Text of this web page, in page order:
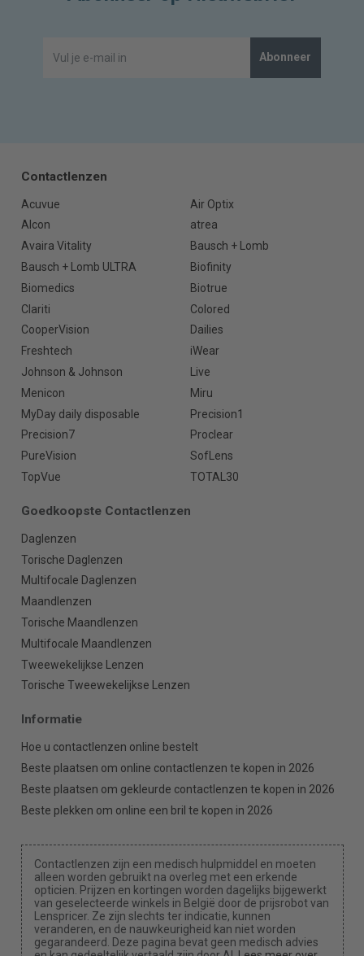
Abonneer
Contactlenzen
Acuvue
Air Optix
Alcon
atrea
Avaira Vitality
Bausch + Lomb
Bausch + Lomb ULTRA
Biofinity
Biomedics
Biotrue
Clariti
Colored
CooperVision
Dailies
Freshtech
iWear
Johnson & Johnson
Live
Menicon
Miru
MyDay daily disposable
Precision1
Precision7
Proclear
PureVision
SofLens
TopVue
TOTAL30
Goedkoopste Contactlenzen
Daglenzen
Torische Daglenzen
Multifocale Daglenzen
Maandlenzen
Torische Maandlenzen
Multifocale Maandlenzen
Tweewekelijkse Lenzen
Torische Tweewekelijkse Lenzen
Informatie
Hoe u contactlenzen online bestelt
Beste plaatsen om online contactlenzen te kopen in 2026
Beste plaatsen om gekleurde contactlenzen te kopen in 2026
Beste plekken om online een bril te kopen in 2026
Contactlenzen zijn een medisch hulpmiddel en moeten
alleen worden gebruikt na overleg met een erkende
opticien. Prijzen en kortingen worden dagelijks bijgewerkt
van geselecteerde winkels in België door de prijsrobot van
Lenspricer. Ze zijn slechts ter indicatie, kunnen
veranderen, en de nauwkeurigheid kan niet worden
gegarandeerd. Deze pagina bevat geen medisch advies